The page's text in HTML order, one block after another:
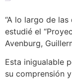
“A lo largo de
estudié el
Avenburg,
Esta inigualable
su comprensión